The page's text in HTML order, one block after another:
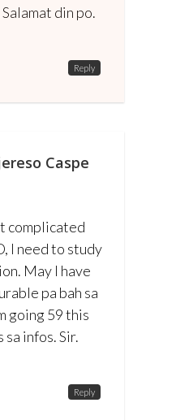
din po.
Reply
Caspe
complicated
I need to study
May I have
pa bah sa
going 59 this
sa infos. Sir.
Reply